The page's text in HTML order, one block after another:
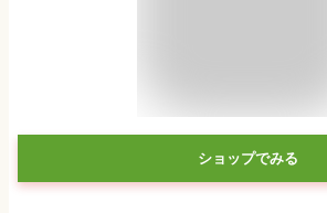
ショップでみる